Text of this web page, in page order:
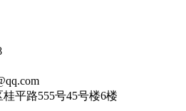
平路555号45号楼6楼